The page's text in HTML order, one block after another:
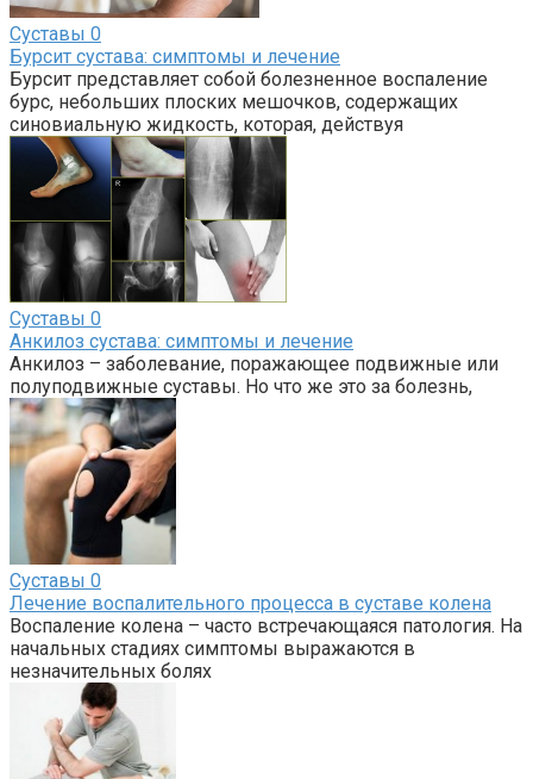
Суставы 0
Бурсит сустава: симптомы и лечение
Бурсит представляет собой болезненное воспаление
бурс, небольших плоских мешочков, содержащих
синовиальную жидкость, которая, действуя
Суставы 0
Анкилоз сустава: симптомы и лечение
Анкилоз – заболевание, поражающее подвижные или
полуподвижные суставы. Но что же это за болезнь,
Суставы 0
Лечение воспалительного процесса в суставе колена
Воспаление колена – часто встречающаяся патология. На
начальных стадиях симптомы выражаются в
незначительных болях